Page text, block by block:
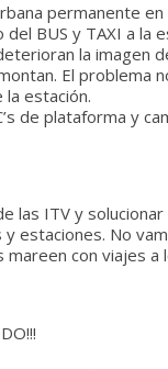
permanente
del BUS y TAXI a
la imagen
El problema
la estación.
de plataforma y
las ITV y
estaciones. No
mareen con viajes